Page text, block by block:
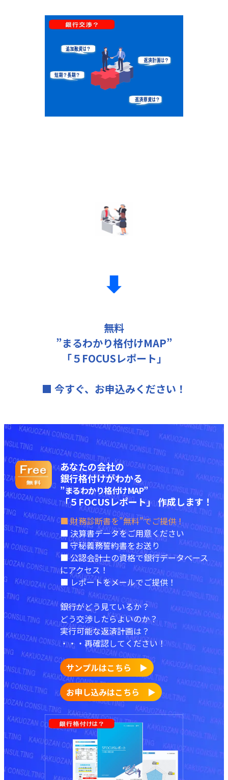
無料
”まるわかり格付けMAP”
「５FOCUSレポート」
■ 今すぐ、お申込みください！
あなたの会社の
銀行格付けがわかる
”まるわかり格付けMAP”
「５FOCUSレポート」 作成します！
■ 財務診断書を”無料”でご提供！
■ 決算書データをご用意ください
■ 守秘義務誓約書をお送り
■ 公認会計士の資格で銀行データベース
にアクセス！
■ レポートをメールでご提供！
銀行がどう見ているか？
どう交渉したらよいのか？
実行可能な返済計画は？
・・・再確認してください！
サンプルはこちら ▶
お申し込みはこちら ▶